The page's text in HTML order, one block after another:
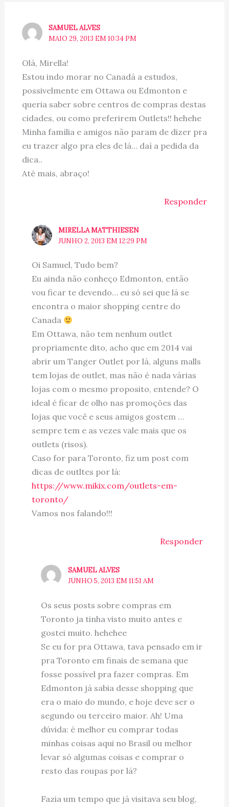
SAMUEL ALVES
MAIO 29, 2013 EM 10:34 PM
Olá, Mirella!
Estou indo morar no Canadá a estudos,
possivelmente em Ottawa ou Edmonton e
queria saber sobre centros de compras destas
cidades, ou como preferirem Outlets!! hehehe
Minha família e amigos não param de dizer pra
eu trazer algo pra eles de lá… daí a pedida da
dica..
Até mais, abraço!
Responder
MIRELLA MATTHIESEN
JUNHO 2, 2013 EM 12:29 PM
Oi Samuel, Tudo bem?
Eu ainda não conheço Edmonton, então
vou ficar te devendo… eu só sei que lá se
encontra o maior shopping centre do
Canada
Em Ottawa, não tem nenhum outlet
propriamente dito, acho que em 2014 vai
abrir um Tanger Outlet por lá, alguns malls
tem lojas de outlet, mas não é nada várias
lojas com o mesmo proposito, entende? O
ideal é ficar de olho nas promoções das
lojas que você e seus amigos gostem …
sempre tem e as vezes vale mais que os
outlets (risos).
Caso for para Toronto, fiz um post com
dicas de outltes por lá:
https://www.mikix.com/outlets-em-
toronto/
Vamos nos falando!!!
Responder
SAMUEL ALVES
JUNHO 5, 2013 EM 11:51 AM
Os seus posts sobre compras em
Toronto ja tinha visto muito antes e
gostei muito. hehehee
Se eu for pra Ottawa, tava pensado em ir
pra Toronto em finais de semana que
fosse possível pra fazer compras. Em
Edmonton já sabia desse shopping que
era o maio do mundo, e hoje deve ser o
segundo ou terceiro maior. Ah! Uma
dúvida: é melhor eu comprar todas
minhas coisas aqui no Brasil ou melhor
levar só algumas coisas e comprar o
resto das roupas por lá?
Fazia um tempo que já visitava seu blog,